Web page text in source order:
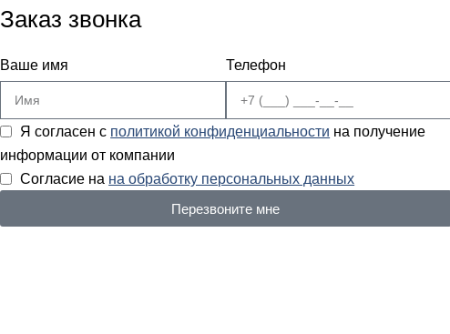
Заказ звонка
Ваше имя Телефон
Я согласен с политикой конфиденциальности на получение
информации от компании
Согласие на на обработку персональных данных
Перезвоните мне